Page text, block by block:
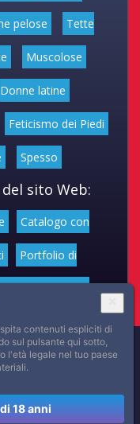
pelose Tette
Muscolose
Donne latine
Feticismo dei Piedi
Spesso
sito Web:
Catalogo con
Portfolio di
star dello sport
tutti i membri e le
sito hanno almeno 18
Compliance
contenuti espliciti di
sul pulsante qui sotto,
l'età legale nel tuo paese
18 anni